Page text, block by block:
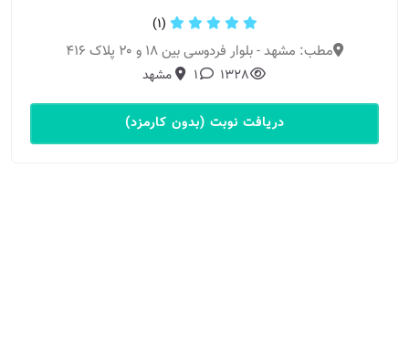
(1)
مطب: مشهد - بلوار فردوسی بین ۱۸ و ۲۰ پلاک ۴۱۶
1328
1 مشهد
دریافت نوبت (بدون کارمزد)